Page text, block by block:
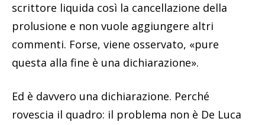
scrittore liquida così la cancellazione della
prolusione e non vuole aggiungere altri
commenti. Forse, viene osservato, «pure
questa alla fine è una dichiarazione».
Ed è davvero una dichiarazione. Perché
rovescia il quadro: il problema non è De Luca